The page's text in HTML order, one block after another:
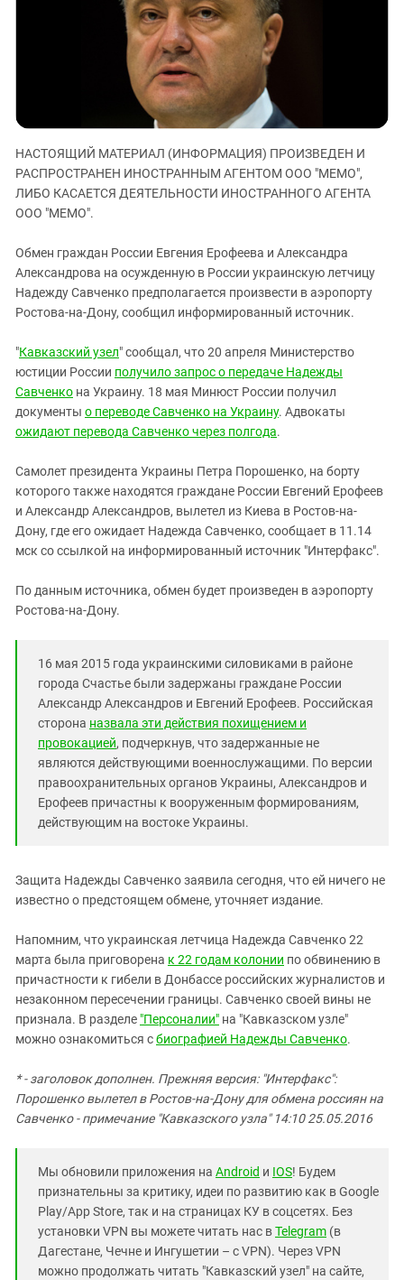
ЗАСТАВЛЯЕТ
КАВКАЗ ЗА ПАЛЕСТИНУ
ИНАКОМЫСЛИЕ В ЧЕЧНЕ
ПРЕСЛЕДОВАНИЕ АКТИВИСТОВ
МОБИЛИЗАЦИЯ И ПРОТЕСТЫ
Кабардино-Балкария
Карачаево-Черкесия
Краснодарский край
Российская Федерация
Северная Осетия - Алания
СКФО
Ставропольский край
Чечня
Южная Осетия
Южный Кавказ
ЮФО
НАСТОЯЩИЙ МАТЕРИАЛ (ИНФОРМАЦИЯ) ПРОИЗВЕДЕН И
РАСПРОСТРАНЕН ИНОСТРАННЫМ АГЕНТОМ ООО "МЕМО",
ЛИБО КАСАЕТСЯ ДЕЯТЕЛЬНОСТИ ИНОСТРАННОГО АГЕНТА
ООО "МЕМО".
Обмен граждан России Евгения Ерофеева и Александра
Александрова на осужденную в России украинскую летчицу
Надежду Савченко предполагается произвести в аэропорту
Ростова-на-Дону, сообщил информированный источник.
"Кавказский узел" сообщал, что 20 апреля Министерство
юстиции России получило запрос о передаче Надежды
Савченко на Украину. 18 мая Минюст России получил
документы о переводе Савченко на Украину. Адвокаты
ожидают перевода Савченко через полгода.
Самолет президента Украины Петра Порошенко, на борту
которого также находятся граждане России Евгений Ерофеев
и Александр Александров, вылетел из Киева в Ростов-на-
Дону, где его ожидает Надежда Савченко, сообщает в 11.14
мск со ссылкой на информированный источник "Интерфакс".
По данным источника, обмен будет произведен в аэропорту
Ростова-на-Дону.
16 мая 2015 года украинскими силовиками в районе
города Счастье были задержаны граждане России
Александр Александров и Евгений Ерофеев. Российская
сторона назвала эти действия похищением и
провокацией, подчеркнув, что задержанные не
являются действующими военнослужащими. По версии
правоохранительных органов Украины, Александров и
Ерофеев причастны к вооруженным формированиям,
действующим на востоке Украины.
Защита Надежды Савченко заявила сегодня, что ей ничего не
известно о предстоящем обмене, уточняет издание.
Напомним, что украинская летчица Надежда Савченко 22
марта была приговорена к 22 годам колонии по обвинению в
причастности к гибели в Донбассе российских журналистов и
незаконном пересечении границы. Савченко своей вины не
признала. В разделе "Персоналии" на "Кавказском узле"
можно ознакомиться сбиографией Надежды Савченко.
* - заголовок дополнен. Прежняя версия: "Интерфакс":
Порошенко вылетел в Ростов-на-Дону для обмена россиян на
Савченко - примечание "Кавказского узла" 14:10 25.05.2016
Мы обновили приложения на Android и IOS! Будем
признательны за критику, идеи по развитию как в Google
Play/App Store, так и на страницах КУ в соцсетях. Без
установки VPN вы можете читать нас вTelegram (в
Дагестане, Чечне и Ингушетии – с VPN). Через VPN
можно продолжать читать "Кавказский узел" на сайте,